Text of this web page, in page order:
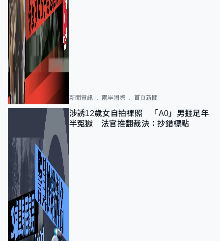
新聞資訊 兩岸國際 首頁新聞
涉誘12歲女自拍祼照 「A0」男捱足年
半冤獄 法官推翻裁決：抄錯標點